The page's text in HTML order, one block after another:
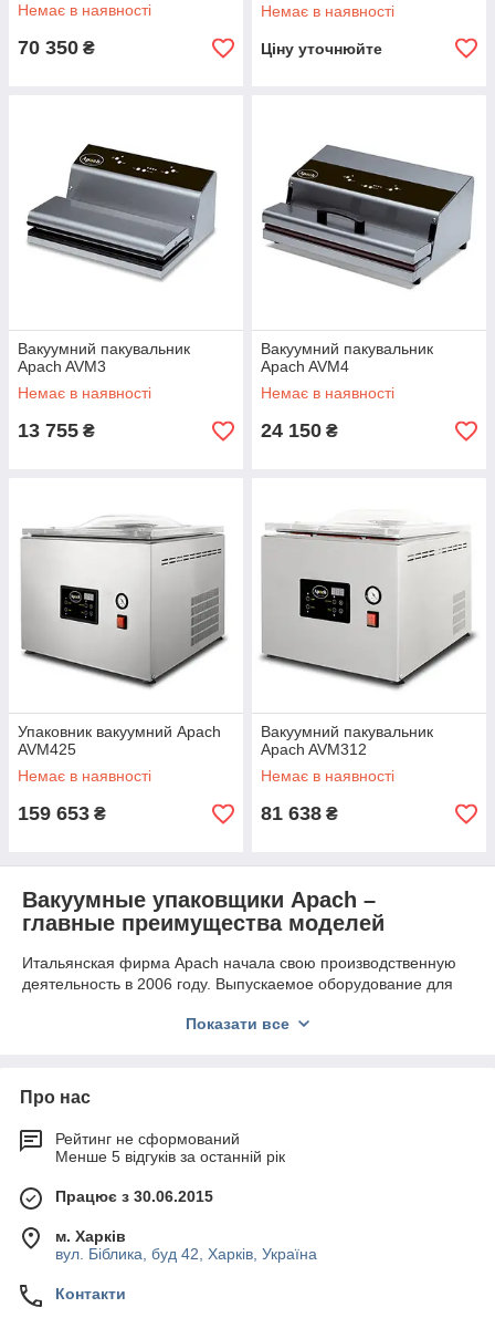
Немає в наявності
70 350 ₴
Немає в наявності
Ціну уточнюйте
Вакуумний пакувальник
Apach AVM3
Немає в наявності
13 755 ₴
Вакуумний пакувальник
Apach AVM4
Немає в наявності
24 150 ₴
Упаковник вакуумний Apach
AVM425
Немає в наявності
159 653 ₴
Вакуумний пакувальник
Apach AVM312
Немає в наявності
81 638 ₴
Вакуумные упаковщики Apach –
главные преимущества моделей
Итальянская фирма Apach начала свою производственную
деятельность в 2006 году. Выпускаемое оборудование для
среди клиентов. Специалисты компании строго соблюдают
В каталоге представлены следующие виды
Відео. Моделі послідовно викачують повітря з камери
і упаковки, забезпечуючи ідеальну герметизацію.
Техніка виконана з мікропроцесором, який оснащений
спеціальних газових амортизаторах.
Бескамерные. Важный плюс моделей в возможности
управления. Уникальная конструкция техники
Показати все
Про нас
Рейтинг не сформований
Менше 5 відгуків за останній рік
Працює з 30.06.2015
м. Харків
вул. Біблика, буд 42, Харків, Україна
Контакти